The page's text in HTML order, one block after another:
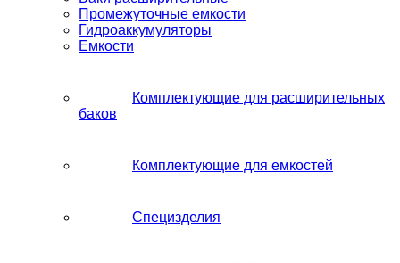
Промежуточные емкости
Гидроаккумуляторы
Емкости
Комплектующие для расширительных
баков
Комплектующие для емкостей
Специзделия